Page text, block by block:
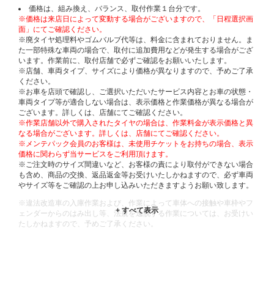
価格は、組み換え、バランス、取付作業１台分です。
※価格は来店日によって変動する場合がございますので、「日程選択画
面」にてご確認ください。
※廃タイヤ処理料やゴムバルブ代等は、料金に含まれておりません。ま
た一部特殊な車両の場合で、取付に追加費用などが発生する場合がござ
います。作業前に、取付店舗で必ずご確認をお願いいたします。
※店舗、車両タイプ、サイズにより価格が異なりますので、予めご了承
ください。
※お車を店頭で確認し、ご選択いただいたサービス内容とお車の状態・
車両タイプ等が適合しない場合は、表示価格と作業価格が異なる場合が
ございます。詳しくは、店舗にてご確認ください。
※作業店舗以外で購入されたタイヤの場合は、作業料金が表示価格と異
なる場合がございます。詳しくは、店舗にてご確認ください。
※メンテパック会員のお客様は、未使用チケットをお持ちの場合、表示
価格に関わらず当サービスをご利用頂けます。
※ご注文時のサイズ間違いなど、お客様の責により取付ができない場合
も含め、商品の交換、返品返金等お受けいたしかねますので、必ず車両
やサイズ等をご確認の上お申し込みいただきますようお願い致します。
※違法改造車の入庫作業および、作業によって車体への接触や車枠やフ
ェンダーからのはみ出し等、法規を逸脱する作業については、お受けい
たしかねますので、予めご了承ください。